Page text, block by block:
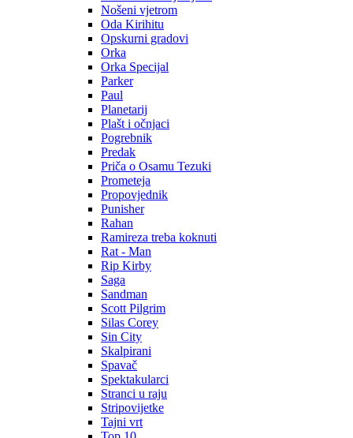
Nošeni vjetrom
Oda Kirihitu
Opskurni gradovi
Orka
Orka Specijal
Parker
Paul
Planetarij
Plašt i očnjaci
Pogrebnik
Predak
Priča o Osamu Tezuki
Prometeja
Propovjednik
Punisher
Rahan
Ramireza treba koknuti
Rat - Man
Rip Kirby
Saga
Sandman
Scott Pilgrim
Silas Corey
Sin City
Skalpirani
Spavač
Spektakularci
Stranci u raju
Stripovijetke
Tajni vrt